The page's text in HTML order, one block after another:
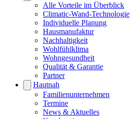
Alle Vorteile im Überblick
Climatic-Wand-Technologie
Individuelle Planung
Hausmanufaktur
Nachhaltigkeit
Wohlfühlklima
Wohngesundheit
Qualität & Garantie
Partner
Hautnah
Familienunternehmen
Termine
News & Aktuelles